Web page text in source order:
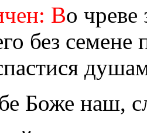
Во
без
Боже наш,